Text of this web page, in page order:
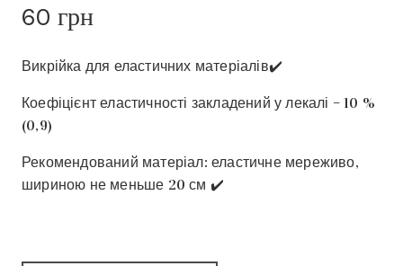
60 грн
Викрійка для еластичних матеріалів✔️
Коефіцієнт еластичності закладений у лекалі – 10 %
(0,9)
Рекомендований матеріал: еластичне мереживо,
шириною не меньше 20 см ✔️